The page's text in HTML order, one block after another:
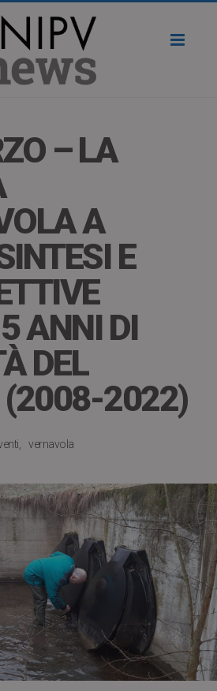
– LA
A
E
ANNI DI
DEL
(2008-2022)
vernavola